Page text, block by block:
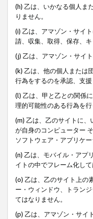
(h) 乙は、いかなる個人ま
りません。
(i) 乙は、アマゾン・サイ
請、収集、取得、保存、
(j) 乙は、アマゾン・サイ
(k) 乙は、他の個人または
行為をするのを承認、支
(l) 乙は、甲と乙との関係
理的可能性のある行為を行
(m) 乙は、乙のサイトに
が自身のコンピューター
ソフトウェア・アプリケ
(n) 乙は、モバイル・アプ
イトの中でフレーム化し
(o) 乙は、乙のサイト上の
ー・ウィンドウ、トラン
てはなりません。
(p) 乙は、アマゾン・サイ